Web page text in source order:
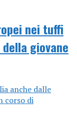
nei tuffi
giovane
anche dalle
corso di